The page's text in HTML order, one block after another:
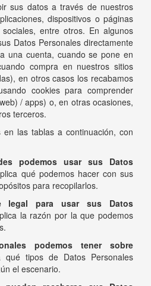
sus datos a través de nuestros
dispositivos o páginas
entre otros. En algunos
Datos Personales directamente
una cuenta, cuando se pone en
compra en nuestros sitios
en otros casos los recabamos
cookies para comprender
/ apps) o, en otras ocasiones,
terceros.
en las tablas a continuación, con
podemos usar sus Datos
qué podemos hacer con sus
para recopilarlos.
para usar sus Datos
la razón por la que podemos
podemos tener sobre
qué tipos de Datos Personales
el escenario.